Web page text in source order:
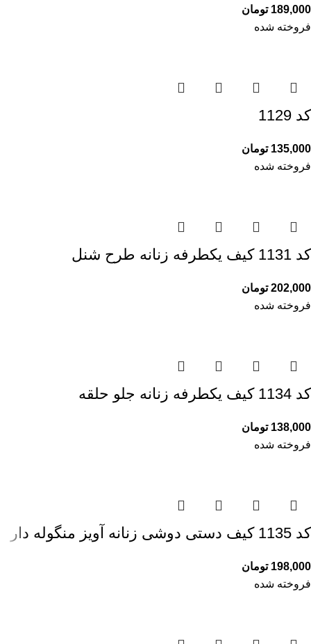
189,000 تومان
فروخته شده
کد 1129
135,000 تومان
فروخته شده
کد 1131 کیف یکطرفه زنانه طرح شنل
202,000 تومان
فروخته شده
کد 1134 کیف یکطرفه زنانه جلو حلقه
138,000 تومان
فروخته شده
کد 1135 کیف دستی دوشی زنانه آویز منگوله دار
198,000 تومان
فروخته شده